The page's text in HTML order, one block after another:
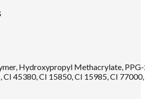
Hydroxypropyl Methacrylate,
CI 45380, CI 15850, CI 15985, CI